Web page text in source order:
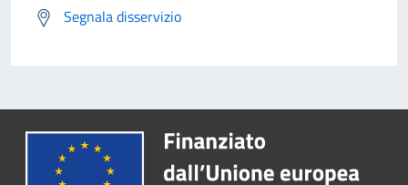
Segnala disservizio